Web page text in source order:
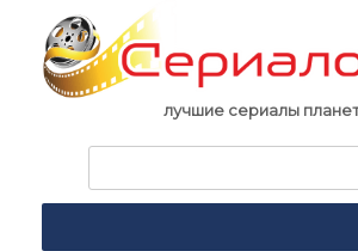
content
лучшие сериалы
поиска: